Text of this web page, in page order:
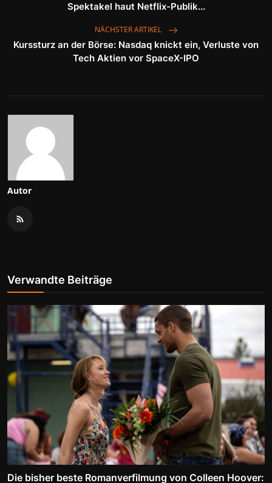
Spektakel haut Netflix-Publik...
NÄCHSTER ARTIKEL
Kurssturz an der Börse: Nasdaq knickt ein, Verluste von
Tech Aktien vor SpaceX-IPO
Autor
Verwandte Beiträge
Die bisher beste Romanverfilmung von Colleen Hoover: